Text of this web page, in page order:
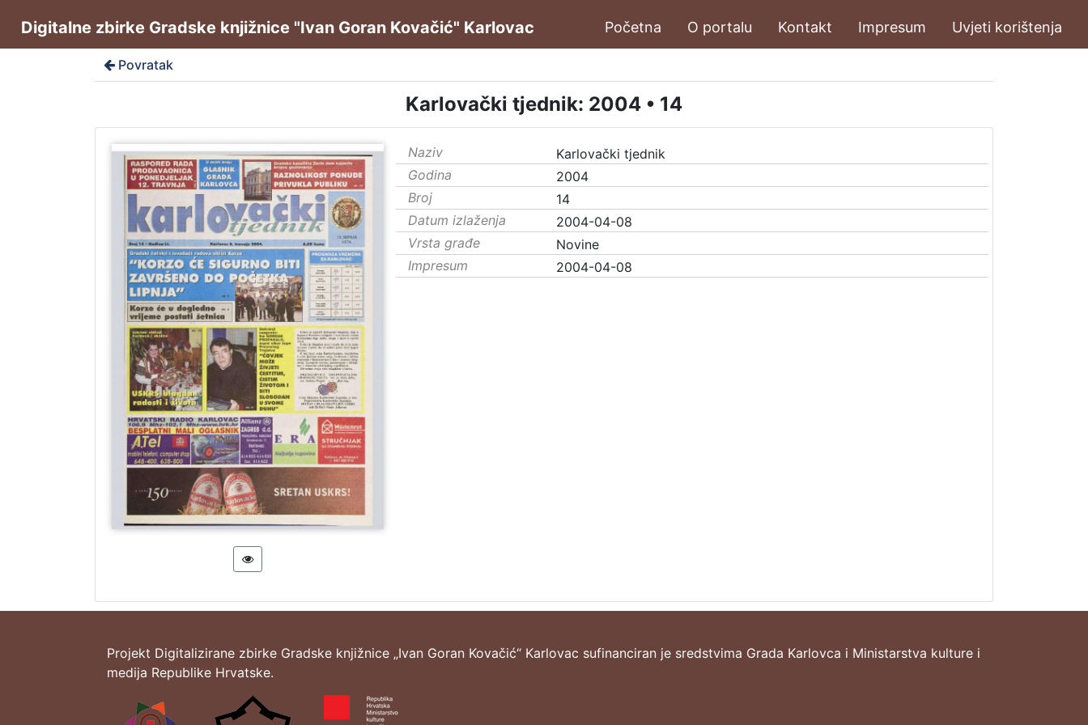
Digitalne zbirke Gradske knjižnice "Ivan Goran Kovačić" Karlovac Početna O portalu Kontakt Impresum Uvjeti korištenja
Povratak
Karlovački tjednik: 2004 • 14
Naziv
Karlovački tjednik
Godina
2004
Broj
14
Datum izlaženja
2004-04-08
Vrsta građe
Novine
Impresum
2004-04-08
Projekt Digitalizirane zbirke Gradske knjižnice „Ivan Goran Kovačić“ Karlovac sufinanciran je sredstvima Grada Karlovca i Ministarstva kulture i
medija Republike Hrvatske.